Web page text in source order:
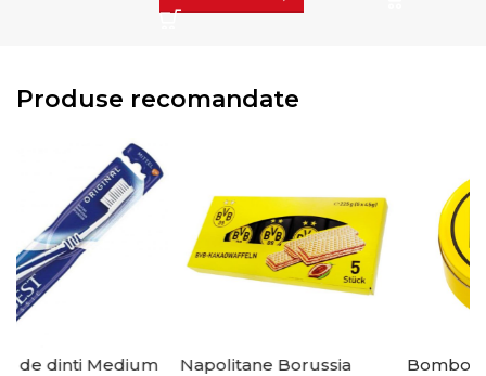
Produse recomandate
Medium
Napolitane Borussia
Bomboane